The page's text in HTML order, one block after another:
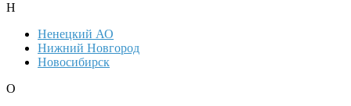
Н
Ненецкий АО
Нижний Новгород
Новосибирск
О